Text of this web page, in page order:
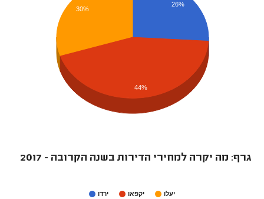
26%
30%
44%
גרף: מה יקרה למחירי הדירות בשנה הקרובה - 2017
ירדו יקפאו יעלו